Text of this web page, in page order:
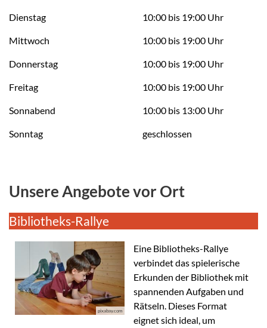
Dienstag 10:00 bis 19:00 Uhr
Mittwoch 10:00 bis 19:00 Uhr
Donnerstag 10:00 bis 19:00 Uhr
Freitag 10:00 bis 19:00 Uhr
Sonnabend 10:00 bis 13:00 Uhr
Sonntag geschlossen
Unsere Angebote vor Ort
Bibliotheks-Rallye
pixabay.com
Eine Bibliotheks-Rallye
verbindet das spielerische
Erkunden der Bibliothek mit
spannenden Aufgaben und
Rätseln. Dieses Format
eignet sich ideal, um